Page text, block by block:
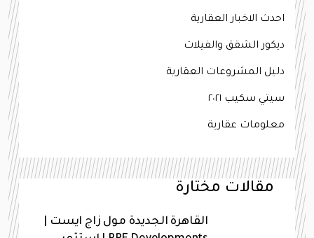
احدث الاخبار العقارية
ديكور الشقق والفيلات
دليل المشروعات العقارية
سيتي سكيب ٢٠٢١
معلومات عقارية
مقالات مختارة
القاهرة الجديدة مول زاج ايست |